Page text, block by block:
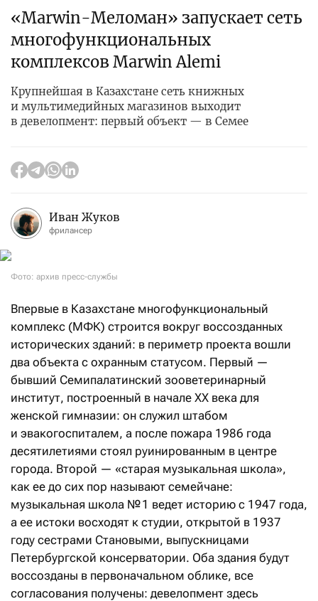
«Marwin-Меломан» запускает сеть
многофункциональных
комплексов Marwin Alemi
Крупнейшая в Казахстане сеть книжных
и мультимедийных магазинов выходит
в девелопмент: первый объект — в Семее
Иван Жуков
фрилансер
Фото: архив пресс-службы
Впервые в Казахстане многофункциональный
комплекс (МФК) строится вокруг воссозданных
исторических зданий: в периметр проекта вошли
два объекта с охранным статусом. Первый —
бывший Семипалатинский зооветеринарный
институт, построенный в начале XX века для
женской гимназии: он служил штабом
и эвакогоспиталем, а после пожара 1986 года
десятилетиями стоял руинированным в центре
города. Второй — «старая музыкальная школа»,
как ее до сих пор называют семейчане:
музыкальная школа № 1 ведет историю с 1947 года,
а ее истоки восходят к студии, открытой в 1937
году сестрами Становыми, выпускницами
Петербургской консерватории. Оба здания будут
воссозданы в первоначальном облике, все
согласования получены: девелопмент здесь